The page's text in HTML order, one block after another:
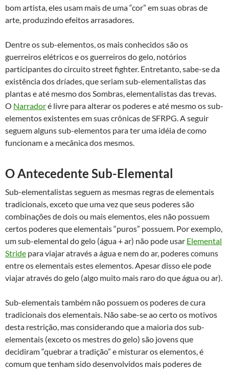
bom artista, eles usam mais de uma “cor” em suas obras de
arte, produzindo efeitos arrasadores.
Dentre os sub-elementos, os mais conhecidos são os
guerreiros elétricos e os guerreiros do gelo, notórios
participantes do circuito street fighter. Entretanto, sabe-se da
existência dos dríades, que seriam sub-elementalistas das
plantas e até mesmo dos Sombras, elementalistas das trevas.
O Narradoré livre para alterar os poderes e até mesmo os sub-
elementos existentes em suas crônicas de SFRPG. A seguir
seguem alguns sub-elementos para ter uma idéia de como
funcionam e a mecânica dos mesmos.
O Antecedente Sub-Elemental
Sub-elementalistas seguem as mesmas regras de elementais
tradicionais, exceto que uma vez que seus poderes são
combinações de dois ou mais elementos, eles não possuem
certos poderes que elementais “puros” possuem. Por exemplo,
um sub-elemental do gelo (água + ar) não pode usar Elemental
Stride para viajar através a água e nem do ar, poderes comuns
entre os elementais estes elementos. Apesar disso ele pode
viajar através do gelo (algo muito mais raro do que água ou ar).
Sub-elementais também não possuem os poderes de cura
tradicionais dos elementais. Não sabe-se ao certo os motivos
desta restrição, mas considerando que a maioria dos sub-
elementais (exceto os mestres do gelo) são jovens que
decidiram “quebrar a tradição” e misturar os elementos, é
comum que tenham sido desenvolvidos mais poderes de